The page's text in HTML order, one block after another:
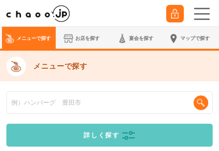
メニューで探す お店を探す 宴会を探す マップで探す
メニューで探す
詳しく探す